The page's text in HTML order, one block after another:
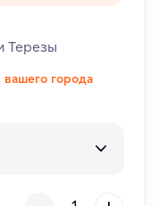
Терезы
вашего города